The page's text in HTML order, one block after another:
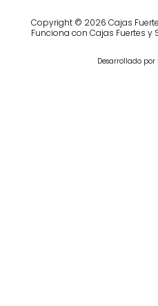
Copyright © 2026 Cajas
Funciona con Cajas Fuertes y
Desarrollado por